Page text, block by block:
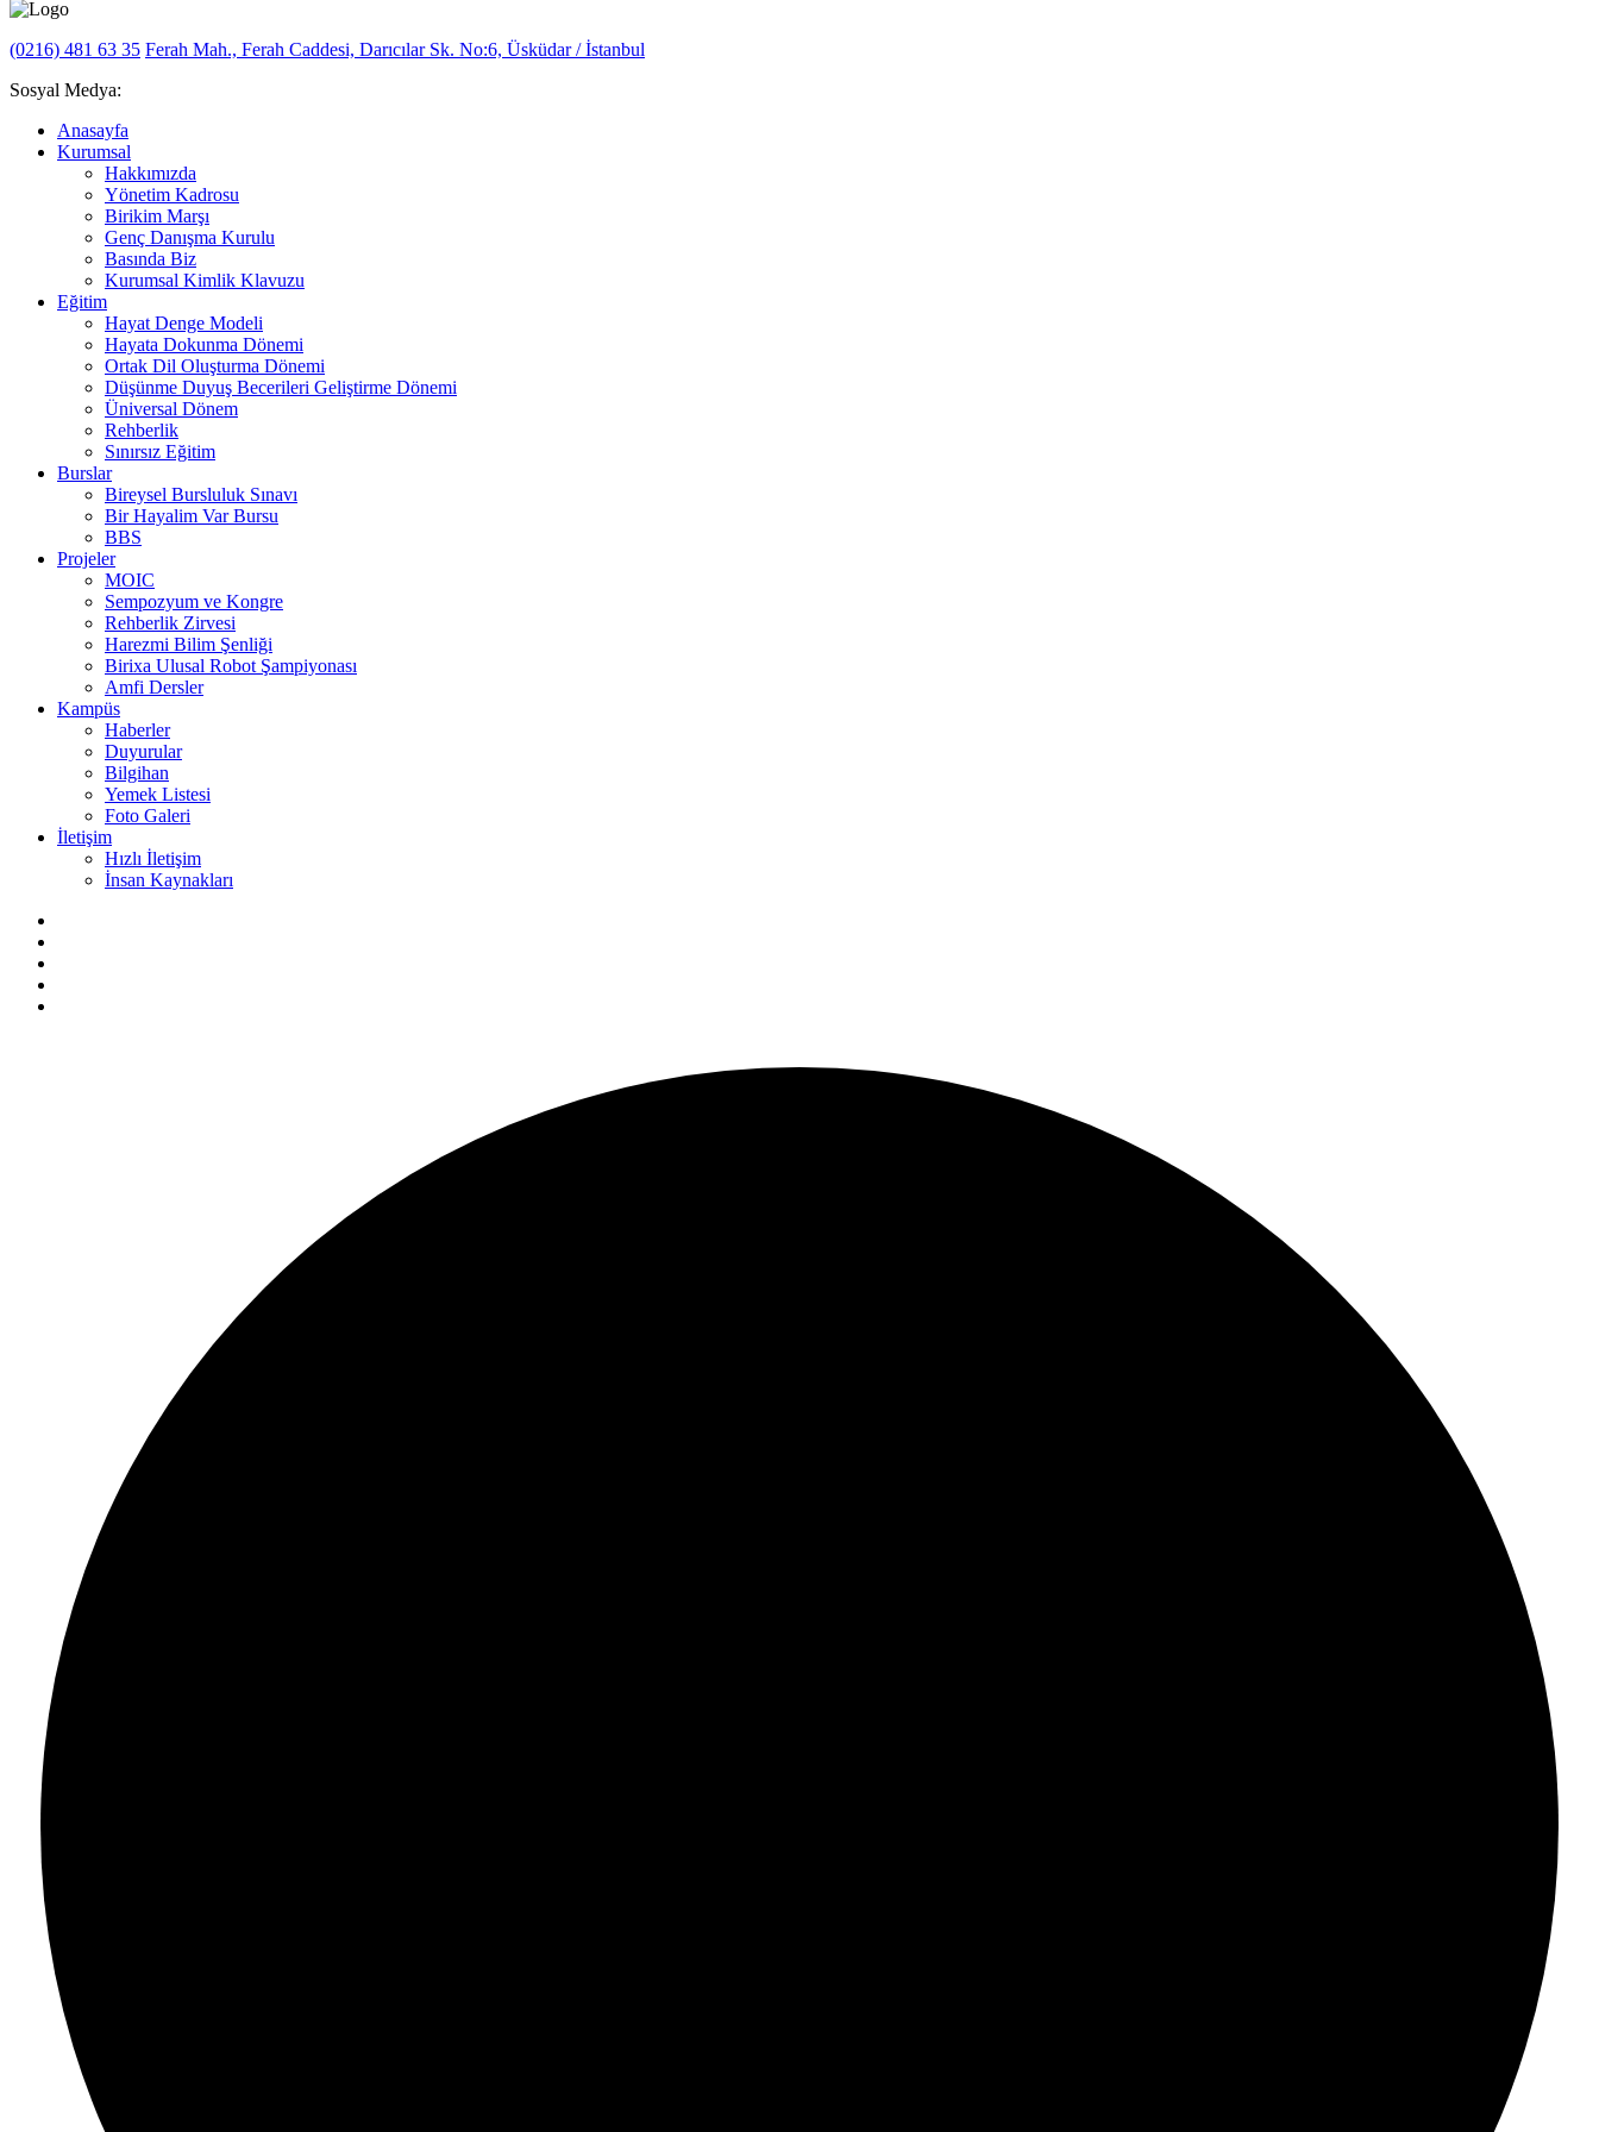
(0216) 481 63 35 Ferah Mah., Ferah Caddesi, Darıcılar Sk. No:6, Üsküdar / İstanbul
Sosyal Medya:
Anasayfa
Kurumsal
Hakkımızda
Yönetim Kadrosu
Birikim Marşı
Genç Danışma Kurulu
Basında Biz
Kurumsal Kimlik Klavuzu
Eğitim
Hayat Denge Modeli
Hayata Dokunma Dönemi
Ortak Dil Oluşturma Dönemi
Düşünme Duyuş Becerileri Geliştirme Dönemi
Üniversal Dönem
Rehberlik
Sınırsız Eğitim
Burslar
Bireysel Bursluluk Sınavı
Bir Hayalim Var Bursu
BBS
Projeler
MOIC
Sempozyum ve Kongre
Rehberlik Zirvesi
Harezmi Bilim Şenliği
Birixa Ulusal Robot Şampiyonası
Amfi Dersler
Kampüs
Haberler
Duyurular
Bilgihan
Yemek Listesi
Foto Galeri
İletişim
Hızlı İletişim
İnsan Kaynakları